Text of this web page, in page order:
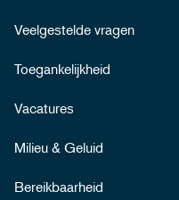
Veelgestelde vragen
Toegankelijkheid
Vacatures
Milieu & Geluid
Bereikbaarheid